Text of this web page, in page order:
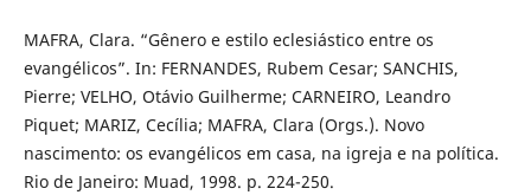
MAFRA, Clara. “Gênero e estilo eclesiástico entre os
evangélicos”. In: FERNANDES, Rubem Cesar; SANCHIS,
Pierre; VELHO, Otávio Guilherme; CARNEIRO, Leandro
Piquet; MARIZ, Cecília; MAFRA, Clara (Orgs.). Novo
nascimento: os evangélicos em casa, na igreja e na política.
Rio de Janeiro: Muad, 1998. p. 224-250.